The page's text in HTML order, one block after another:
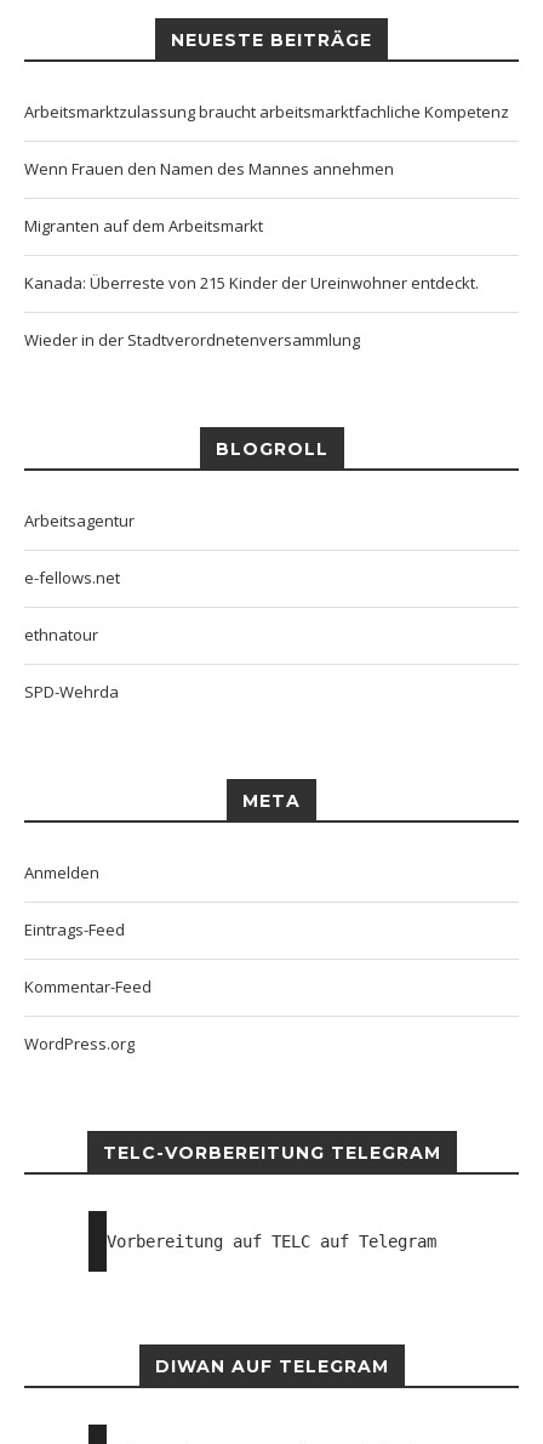
NEUESTE BEITRÄGE
Arbeitsmarktzulassung braucht arbeitsmarktfachliche Kompetenz
Wenn Frauen den Namen des Mannes annehmen
Migranten auf dem Arbeitsmarkt
Kanada: Überreste von 215 Kinder der Ureinwohner entdeckt.
Wieder in der Stadtverordnetenversammlung
BLOGROLL
Arbeitsagentur
e-fellows.net
ethnatour
SPD-Wehrda
META
Anmelden
Eintrags-Feed
Kommentar-Feed
WordPress.org
TELC-VORBEREITUNG TELEGRAM
Vorbereitung auf TELC auf Telegram
DIWAN AUF TELEGRAM